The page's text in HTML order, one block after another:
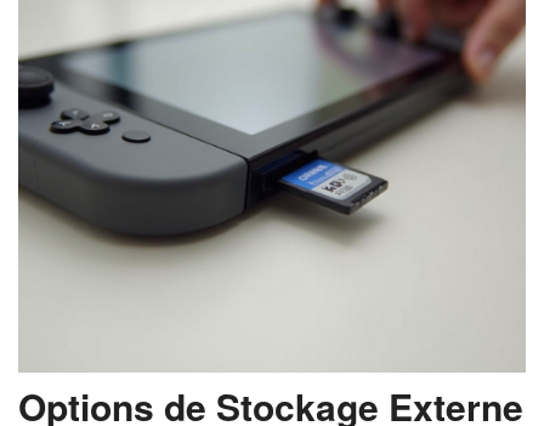
Options de Stockage Externe